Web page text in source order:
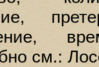
см.: